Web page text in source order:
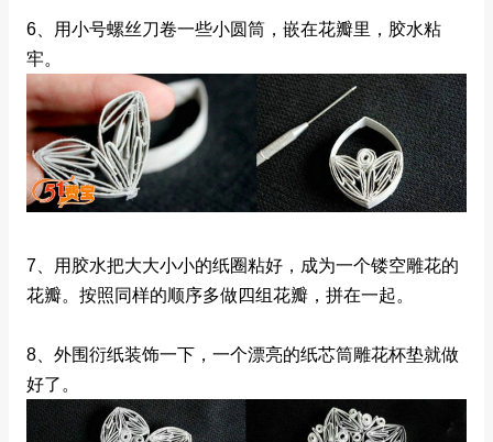
6、用小号螺丝刀卷一些小圆筒，嵌在花瓣里，胶水粘
牢。
7、用胶水把大大小小的纸圈粘好，成为一个镂空雕花的
花瓣。按照同样的顺序多做四组花瓣，拼在一起。
8、外围衍纸装饰一下，一个漂亮的纸芯筒雕花杯垫就做
好了。